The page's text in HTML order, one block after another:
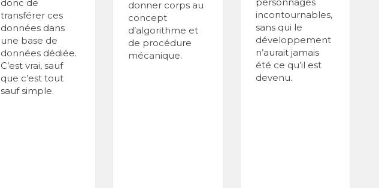
donc de
transférer ces
données dans
une base de
données dédiée.
C’est vrai, sauf
que c’est tout
sauf simple.
donner corps au
concept
d’algorithme et
de procédure
mécanique.
personnages
incontournables,
sans qui le
développement
n’aurait jamais
été ce qu’il est
devenu.